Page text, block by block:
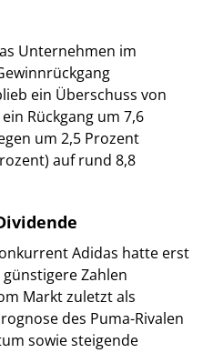
Unternehmen im
ein Überschuss von
Rückgang um 7,6
um 2,5 Prozent
auf rund 8,8
Adidas hatte erst
Zahlen
Markt zuletzt als
des Puma-Rivalen
sowie steigende